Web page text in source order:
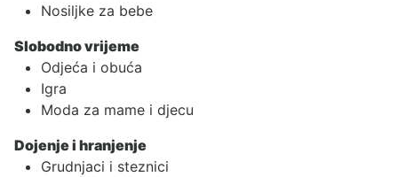
Nosiljke za bebe
Slobodno vrijeme
Odjeća i obuća
Igra
Moda za mame i djecu
Dojenje i hranjenje
Grudnjaci i steznici